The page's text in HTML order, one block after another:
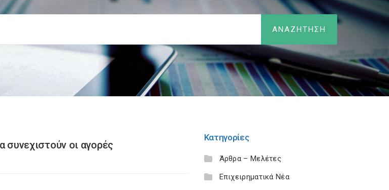
συνεχιστούν οι αγορές
Κατηγορίες
Άρθρα – Μελέτες
Επιχειρηματικά Νέα